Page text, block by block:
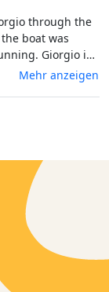
through the
boat was
Giorgio is
and our wine
enough. Grazie
Mehr anzeigen